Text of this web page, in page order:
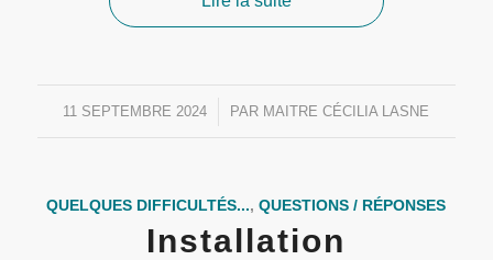
11 SEPTEMBRE 2024
/ PAR MAITRE CÉCILIA LASNE
QUELQUES DIFFICULTÉS...,QUESTIONS / RÉPONSES
Installation